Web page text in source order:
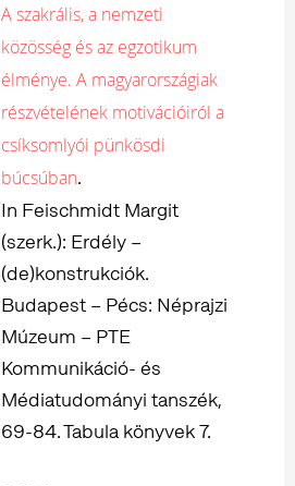
A szakrális, a nemzeti
közösség és az egzotikum
élménye. A magyarországiak
részvételének motivációiról a
csíksomlyói pünkösdi
búcsúban.
In Feischmidt Margit
(szerk.): Erdély –
(de)konstrukciók.
Budapest – Pécs: Néprajzi
Múzeum – PTE
Kommunikáció- és
Médiatudományi tanszék,
69-84. Tabula könyvek 7.